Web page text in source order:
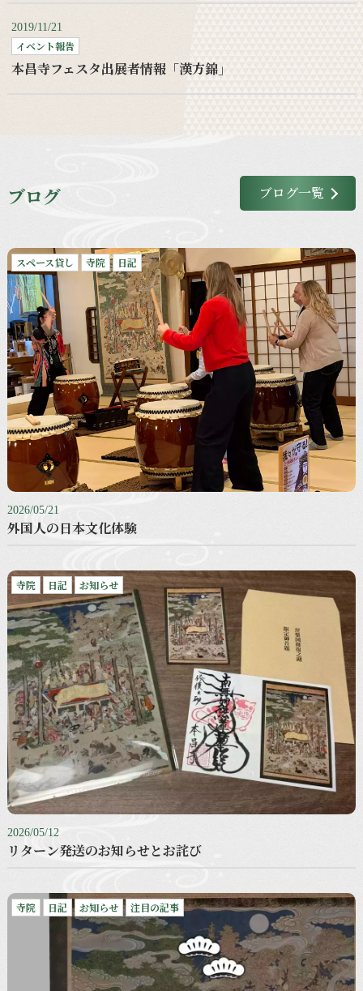
2019/11/21
イベント報告
本昌寺フェスタ出展者情報「漢方錦」
ブログ ブログ一覧
スペース貸し 寺院 日記
2026/05/21
外国人の日本文化体験
寺院 日記 お知らせ
2026/05/12
リターン発送のお知らせとお詫び
寺院 日記 お知らせ 注目の記事